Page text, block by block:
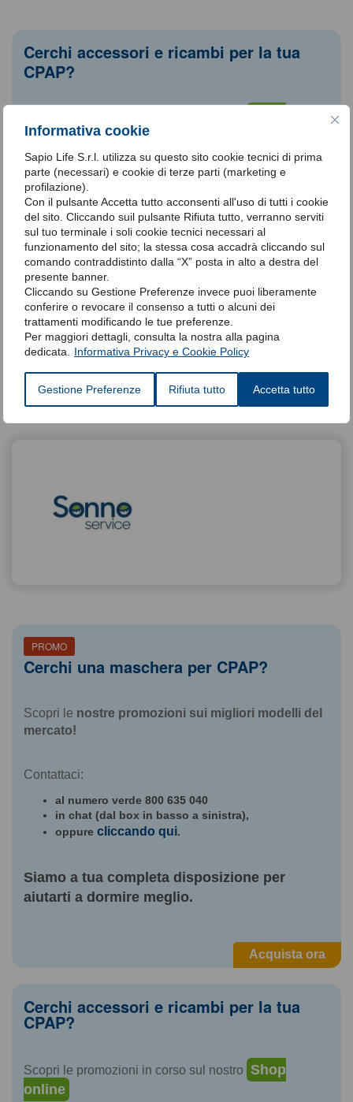
Informativa cookie
Sapio Life S.r.l. utilizza su questo sito cookie tecnici di prima
parte (necessari) e cookie di terze parti (marketing e
profilazione).
Con il pulsante Accetta tutto acconsenti all'uso di tutti i cookie
del sito. Cliccando suil pulsante Rifiuta tutto, verranno serviti
sul tuo terminale i soli cookie tecnici necessari al
funzionamento del sito; la stessa cosa accadrà cliccando sul
comando contraddistinto dalla “X” posta in alto a destra del
presente banner.
Cliccando su Gestione Preferenze invece puoi liberamente
conferire o revocare il consenso a tutti o alcuni dei
trattamenti modificando le tue preferenze.
Per maggiori dettagli, consulta la nostra alla pagina
dedicata.
Informativa Privacy e Cookie Policy
Gestione Preferenze Rifiuta tutto Accetta tutto
Cerchi accessori e ricambi per la tua
CPAP?
online
Acquista ora
Insomma, quale che sia il tipo di danno all’apparecchiatura, se la
corretta erogazione dell’aria risulta compromessa, bisogna
procedere a sostituire subito i pezzi danneggiati o malfunzionanti.
Per concludere, grazie ad una corretta
CPAP
sarà possibile continuare a dormire sonni tranquilli.
A cura del Team SonnoService
Articolo del 17-02-2020
PROMO
Cerchi una maschera per CPAP?
Scopri le nostre promozioni sui migliori modelli del
mercato!
Contattaci:
al numero verde 800 635 040
in chat (dal box in basso a sinistra),
oppure cliccando qui.
Siamo a tua completa disposizione per
aiutarti a dormire meglio.
Acquista ora
Cerchi accessori e ricambi per la tua
CPAP?
Scopri le promozioni in corso sul nostro Shop
online